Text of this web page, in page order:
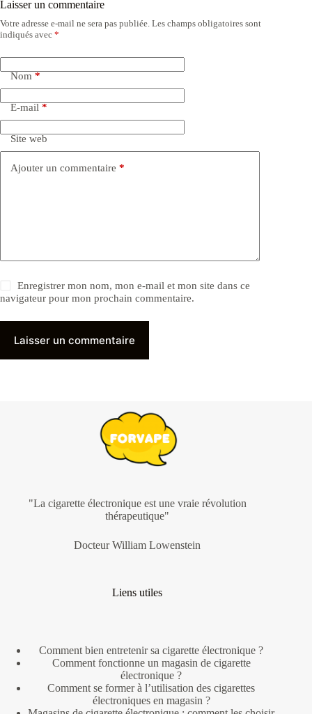
Laisser un commentaire
Votre adresse e-mail ne sera pas publiée. Les champs obligatoires sont
indiqués avec *
Nom *
E-mail *
Site web
Ajouter un commentaire *
Enregistrer mon nom, mon e-mail et mon site dans ce
navigateur pour mon prochain commentaire.
Laisser un commentaire
"La cigarette électronique est une vraie révolution
thérapeutique"
Docteur William Lowenstein
Liens utiles
Comment bien entretenir sa cigarette électronique ?
Comment fonctionne un magasin de cigarette
électronique ?
Comment se former à l’utilisation des cigarettes
électroniques en magasin ?